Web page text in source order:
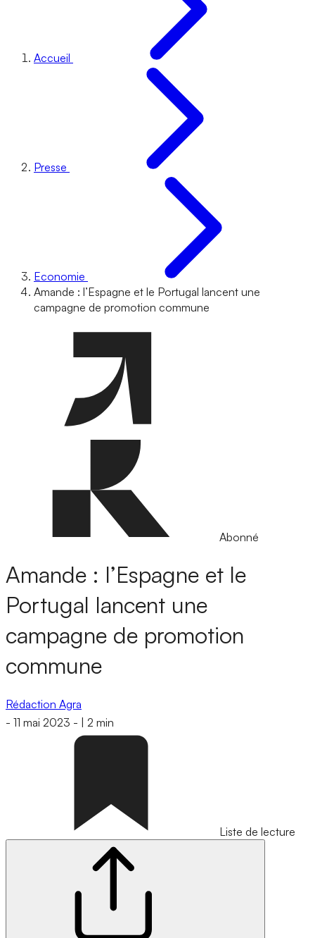
Accueil
Presse
Economie
Amande : l’Espagne et le Portugal lancent une
campagne de promotion commune
Abonné
Amande : l’Espagne et le
Portugal lancent une
campagne de promotion
commune
Rédaction Agra
- 11 mai 2023 - 2 min
Liste de lecture